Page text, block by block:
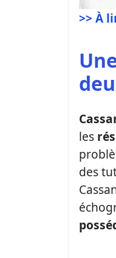
>> À
les
des